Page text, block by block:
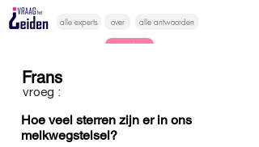
alle experts over alle antwoorden
vragen lessen
Frans
vroeg :
Hoe veel sterren zijn er in ons
melkwegstelsel?